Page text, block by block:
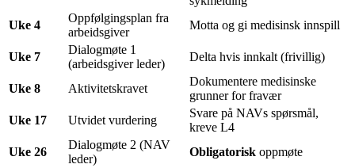
Uke 4
Oppfølgingsplan fra
arbeidsgiver
Motta og gi medisinsk innspill
Uke 7
Dialogmøte 1
(arbeidsgiver leder)
Delta hvis innkalt (frivillig)
Uke 8 Aktivitetskravet
Dokumentere medisinske
grunner for fravær
Uke 17
Utvidet vurdering
Svare på NAVs spørsmål,
kreve L4
Uke 26
Dialogmøte 2 (NAV
leder)
Obligatorisk oppmøte